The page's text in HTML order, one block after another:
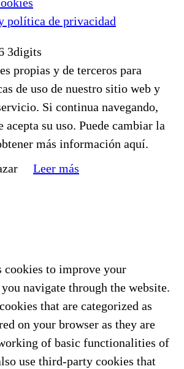
política de privacidad
3digits
propias y de terceros para
de uso de nuestro sitio web y
Si continua navegando,
acepta su uso. Puede cambiar la
más información aquí.
Leer más
cookies to improve your
navigate through the website.
that are categorized as
on your browser as they are
of basic functionalities of
use third-party cookies that